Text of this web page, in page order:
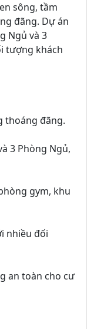
sông, tầm
đãng. Dự án
Ngủ và 3
tượng khách
thoáng đãng.
3 Phòng Ngủ,
gym, khu
nhiều đối
an toàn cho cư